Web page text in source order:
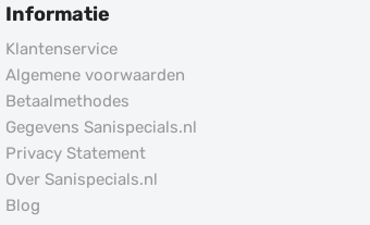
Informatie
Klantenservice
Algemene voorwaarden
Betaalmethodes
Gegevens Sanispecials.nl
Privacy Statement
Over Sanispecials.nl
Blog